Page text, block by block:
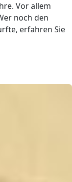
Vor allem
noch den
erfahren Sie